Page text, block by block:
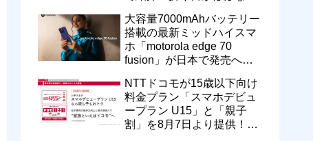
ト】
大容量7000mAhバッテリー
搭載の最新ミッドハイスマ
ホ「motorola edge 70
fusion」が日本で発売へ！
過
NTTドコモが15歳以下向け
料金プラン「スマホデビュ
ープラン U15」と「親子
割」を8月7日より提供！親